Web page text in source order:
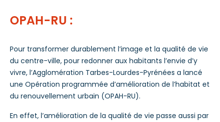
OPAH-RU :
Pour transformer durablement l’image et la qualité de vie
du centre-ville, pour redonner aux habitants l’envie d’y
vivre, l’Agglomération Tarbes-Lourdes-Pyrénées a lancé
une Opération programmée d’amélioration de l’habitat et
du renouvellement urbain (OPAH-RU).
En effet, l’amélioration de la qualité de vie passe aussi par